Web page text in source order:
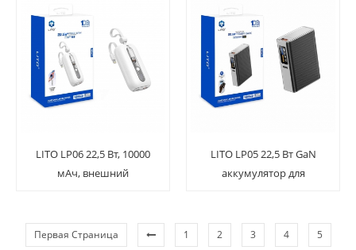
LITO LP06 22,5 Вт, 10000
мАч, внешний
LITO LP05 22,5 Вт GaN
аккумулятор для
Первая Страница 1 2 3 4 5